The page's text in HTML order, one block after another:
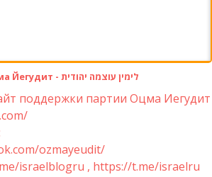
За Оцма Йегудит - לימין עוצמה יהודית
поддержки партии Оцма Иегудит
ozmayeudit/
israelblogru , https://t.me/israelru